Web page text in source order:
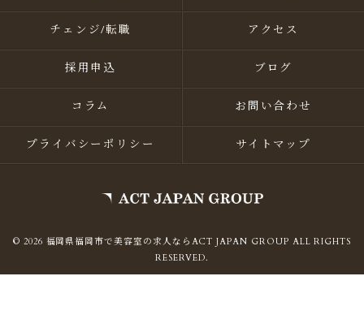
チェンジ/転職 アクセス
採用申込 ブログ
コラム お問い合わせ
プライバシーポリシー サイトマップ
© 2026 福岡県福岡市で美容室の求人ならACT JAPAN GROUP ALL RIGHTS
RESERVED.